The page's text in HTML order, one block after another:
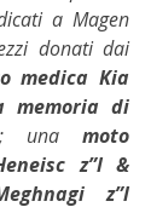
a Magen
donati dai
medica Kia
memoria di
una moto
z”l &